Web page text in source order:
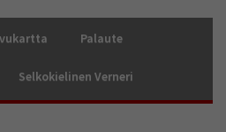
Palaute
Selkokielinen Verneri